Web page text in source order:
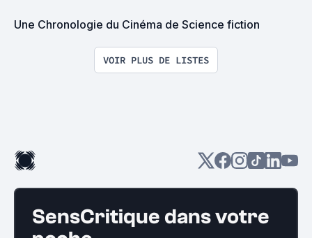
Une Chronologie du Cinéma de Science fiction
VOIR PLUS DE LISTES
SensCritique dans votre